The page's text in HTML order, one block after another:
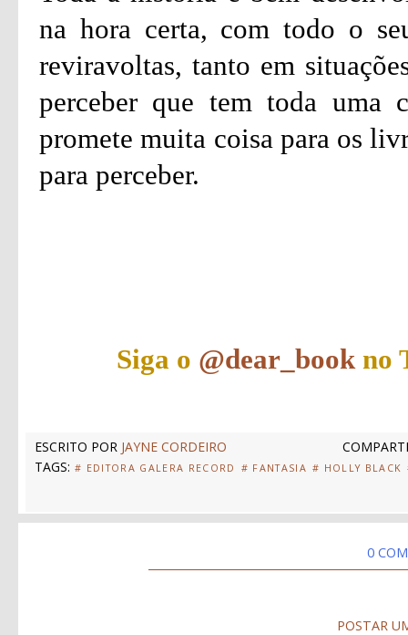
na hora certa, com todo o
reviravoltas, tanto em
perceber que tem toda uma
promete muita coisa para os
para perceber.
Siga o @dear_book no
ESCRITO POR JAYNE CORDEIRO
TAGS: # EDITORA GALERA RECORD # FANTASIA # HOLLY BLACK
0
POSTAR